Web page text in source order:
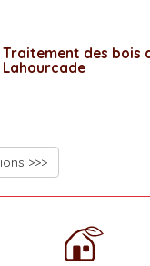
Traitement des bois
Lahourcade
>>>